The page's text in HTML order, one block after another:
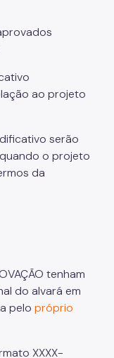
ao projeto
serão
o projeto
da
tenham
do alvará em
pelo próprio
XXXX-